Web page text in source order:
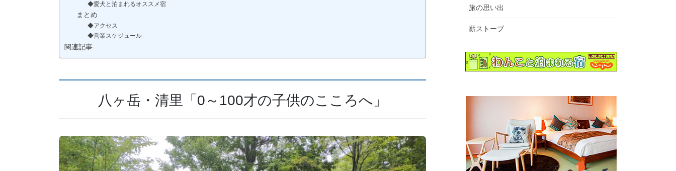
◆愛犬と泊まれるオススメ宿
まとめ
◆アクセス
◆営業スケジュール
関連記事
八ヶ岳・清里「0～100才の子供のこころへ」
旅の思い出
薪ストーブ